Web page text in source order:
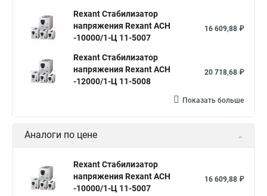
Rexant Стабилизатор
напряжения Rexant АСН
-10000/1-Ц 11-5007
16 609,88 ₽
Rexant Стабилизатор
напряжения Rexant АСН
-12000/1-Ц 11-5008
20 718,68 ₽
Показать больше
Аналоги по цене
Rexant Стабилизатор
напряжения Rexant АСН
-10000/1-Ц 11-5007
16 609,88 ₽